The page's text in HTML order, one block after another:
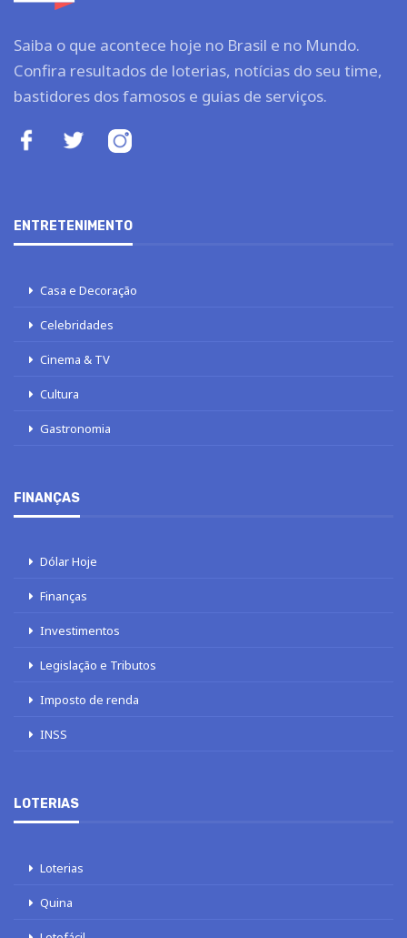
Saiba o que acontece hoje no Brasil e no Mundo.
Confira resultados de loterias, notícias do seu time,
bastidores dos famosos e guias de serviços.
ENTRETENIMENTO
Casa e Decoração
Celebridades
Cinema & TV
Cultura
Gastronomia
FINANÇAS
Dólar Hoje
Finanças
Investimentos
Legislação e Tributos
Imposto de renda
INSS
LOTERIAS
Loterias
Quina